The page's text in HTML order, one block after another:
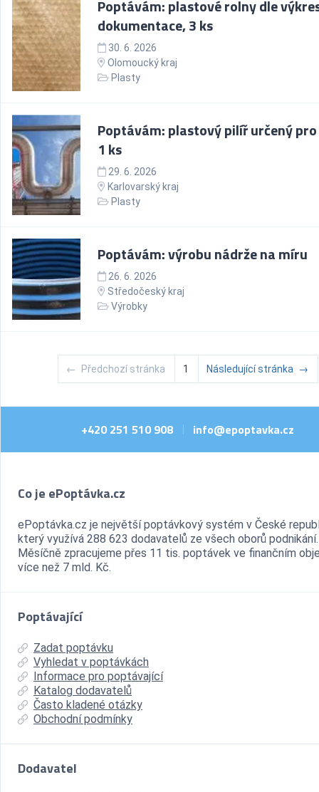
Poptávám: plastové rolny dle
dokumentace, 3 ks
30. 6. 2026
Olomoucký kraj
Plasty
Poptávám: plastový pilíř určený pro
1 ks
29. 6. 2026
Karlovarský kraj
Plasty
Poptávám: výrobu nádrže na míru
26. 6. 2026
Středočeský kraj
Výrobky
← Předchozí stránka 1 Následující stránka →
+420 251 510 908 | info@epoptavka.cz
Co je ePoptávka.cz
ePoptávka.cz je největší poptávkový systém v České
který využívá 288 623 dodavatelů ze všech oborů podnikání.
Měsíčně zpracujeme přes 11 tis. poptávek ve finančním
více než 7 mld. Kč.
Poptávající
Zadat poptávku
Vyhledat v poptávkách
Informace pro poptávající
Katalog dodavatelů
Často kladené otázky
Obchodní podmínky
Dodavatel